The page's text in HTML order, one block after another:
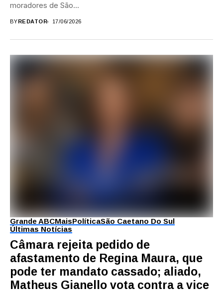
moradores de São...
BY REDATOR 17/06/2026
Grande ABCMaisPolíticaSão Caetano Do Sul
Últimas Notícias
Câmara rejeita pedido de
afastamento de Regina Maura, que
pode ter mandato cassado; aliado,
Matheus Gianello vota contra a vice